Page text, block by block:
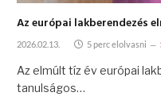
Az európai lakberendezés
2026.02.13. 5 perc elolvasni
Az elmúlt tíz év európai
tanulságos…